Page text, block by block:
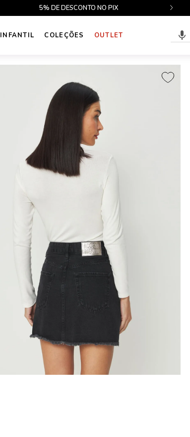
5% DE DESCONTO NO PIX
INFANTIL COLEÇÕES OUTLET